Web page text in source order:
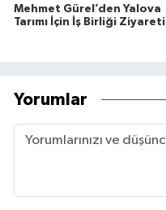
Mehmet Gürel’den Yalova
Tarımı İçin İş Birliği Ziyareti
Yorumlar